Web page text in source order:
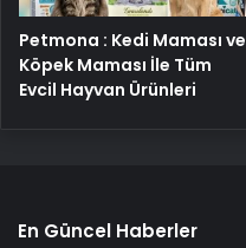
Petmona : Kedi Maması ve
Köpek Maması İle Tüm
Evcil Hayvan Ürünleri
En Güncel Haberler